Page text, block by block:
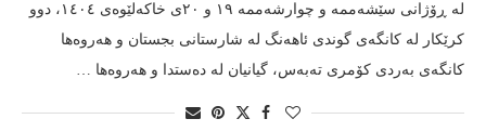
له‌ ڕۆژانی سێشه‌ممه‌ و چوارشه‌ممه‌ ١٩ و ٢٠ی خاكه‌لێوه‌ی ١٤٠٤، دوو
كرێكار له‌ كانگه‌ی گوندی ئاهه‌نگ له‌ شارستانی بجستان و هه‌روه‌ها
كانگه‌ی به‌ردی كۆمری ته‌به‌س، گیانیان له‌ ده‌ستدا و هه‌روه‌ها …